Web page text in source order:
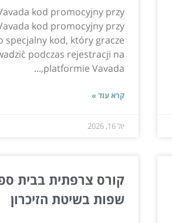
kod promocyjny przy
kod promocyjny przy
specjalny kod, który gracze
podczas rejestracji na
platformie Vavada,...
קרא עוד »
יול 16, 2026
קורס צרפתית בבית
שפות בשיטת הזיכרון